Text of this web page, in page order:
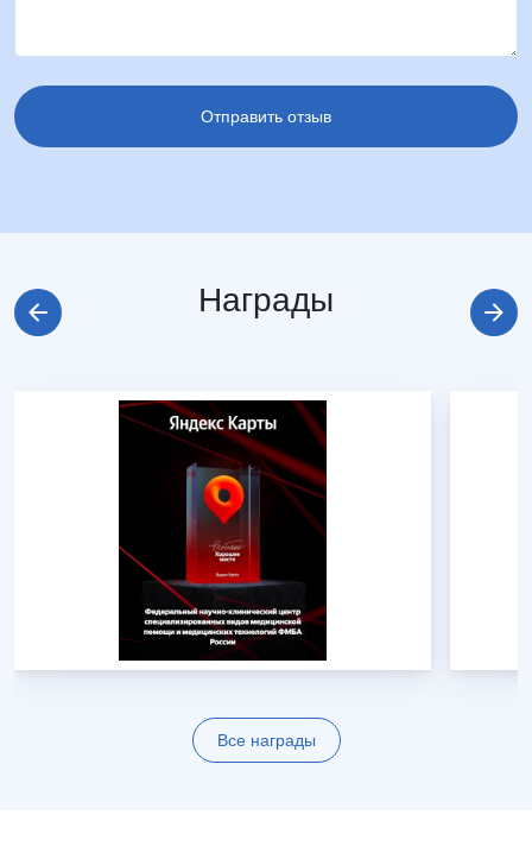
Награды
Все награды